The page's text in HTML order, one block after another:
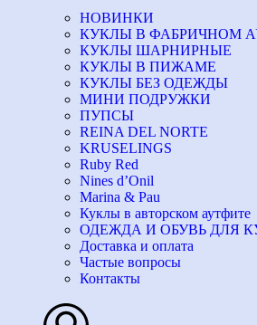
НОВИНКИ
КУКЛЫ В ФАБРИЧНОМ
КУКЛЫ ШАРНИРНЫЕ
КУКЛЫ В ПИЖАМЕ
КУКЛЫ БЕЗ ОДЕЖДЫ
МИНИ ПОДРУЖКИ
ПУПСЫ
REINA DEL NORTE
KRUSELINGS
Ruby Red
Nines d’Onil
Marina & Pau
Куклы в авторском аутфите
ОДЕЖДА И ОБУВЬ ДЛЯ
Доставка и оплата
Частые вопросы
Контакты